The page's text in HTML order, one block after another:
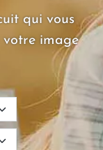
qui vous
votre image